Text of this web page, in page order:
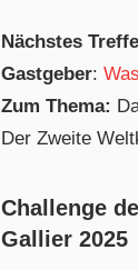
Nächstes
Gastgeber:
Zum Thema:
Der Zweite
Challenge
Gallier 2025